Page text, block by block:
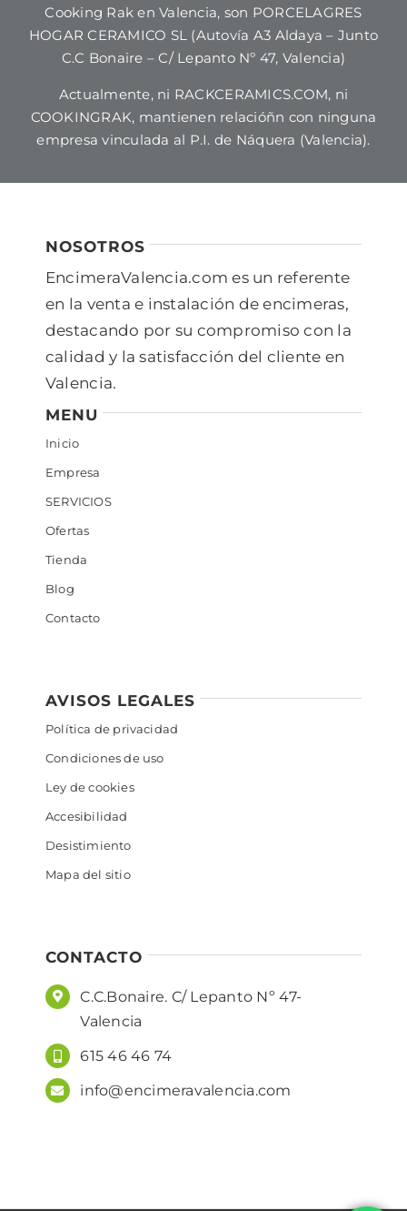
Cooking Rak en Valencia, son PORCELAGRES
HOGAR CERAMICO SL (Autovía A3 Aldaya – Junto
C.C Bonaire – C/ Lepanto Nº 47, Valencia)
Actualmente, ni RACKCERAMICS.COM, ni
COOKINGRAK, mantienen relacióñn con ninguna
empresa vinculada al P.I. de Náquera (Valencia).
NOSOTROS
EncimeraValencia.com es un referente
en la venta e instalación de encimeras,
destacando por su compromiso con la
calidad y la satisfacción del cliente en
Valencia.
MENU
Inicio
Empresa
SERVICIOS
Ofertas
Tienda
Blog
Contacto
AVISOS LEGALES
Política de privacidad
Condiciones de uso
Ley de cookies
Accesibilidad
Desistimiento
Mapa del sitio
CONTACTO
C.C.Bonaire. C/ Lepanto Nº 47-
Valencia
615 46 46 74
info@encimeravalencia.com